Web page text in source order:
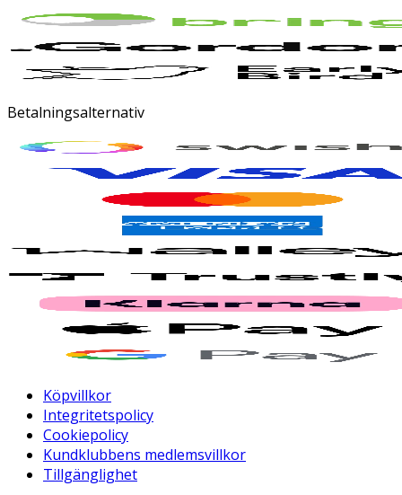
Betalningsalternativ
Köpvillkor
Integritetspolicy
Cookiepolicy
Kundklubbens medlemsvillkor
Tillgänglighet